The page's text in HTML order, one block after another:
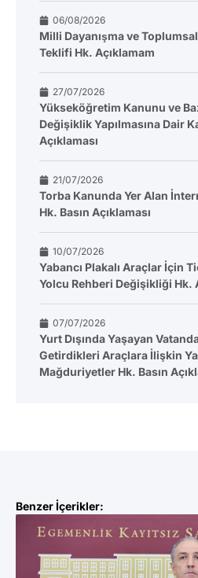
06/08/2026
Milli Dayanışma ve
Teklifi Hk. Açıklamam
27/07/2026
Yükseköğretim Kanunu ve
Değişiklik Yapılmasına Dair
Açıklaması
21/07/2026
Torba Kanunda Yer Alan
Hk. Basın Açıklaması
10/07/2026
Yabancı Plakalı Araçlar İçin
Yolcu Rehberi Değişikliği Hk.
07/07/2026
Yurt Dışında Yaşayan
Getirdikleri Araçlara İlişkin
Mağduriyetler Hk. Basın
Benzer İçerikler: